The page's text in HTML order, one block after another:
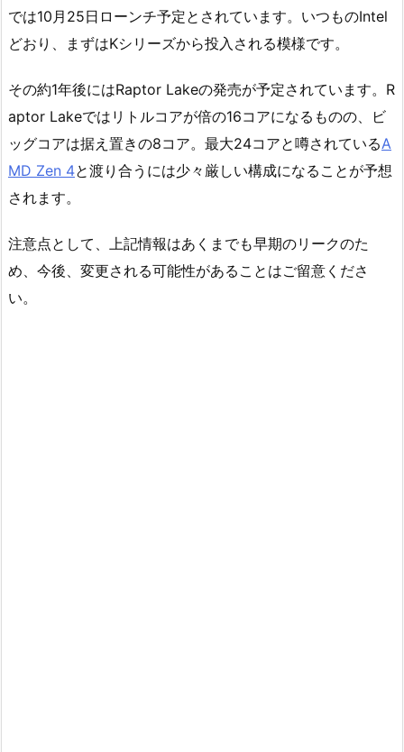
では10月25日ローンチ予定とされています。いつものIntel
どおり、まずはKシリーズから投入される模様です。
その約1年後にはRaptor Lakeの発売が予定されています。R
aptor Lakeではリトルコアが倍の16コアになるものの、ビ
ッグコアは据え置きの8コア。最大24コアと噂されているA
MD Zen 4と渡り合うには少々厳しい構成になることが予想
されます。
注意点として、上記情報はあくまでも早期のリークのた
め、今後、変更される可能性があることはご留意くださ
い。